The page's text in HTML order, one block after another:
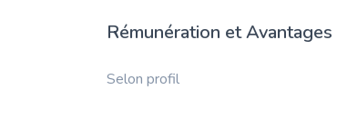
Rémunération et Avantages
Selon profil